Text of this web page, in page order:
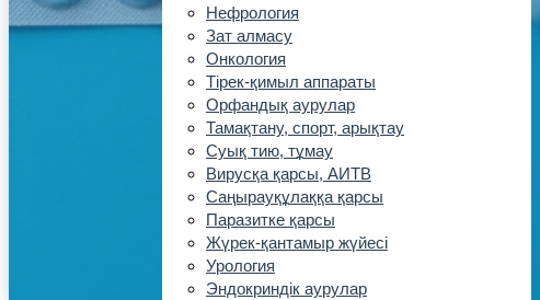
Нефрология
Зат алмасу
Онкология
Тірек-қимыл аппараты
Орфандық аурулар
Тамақтану, спорт, арықтау
Суық тию, тұмау
Вирусқа қарсы, АИТВ
Саңырауқұлаққа қарсы
Паразитке қарсы
Жүрек-қантамыр жүйесі
Урология
Эндокриндік аурулар